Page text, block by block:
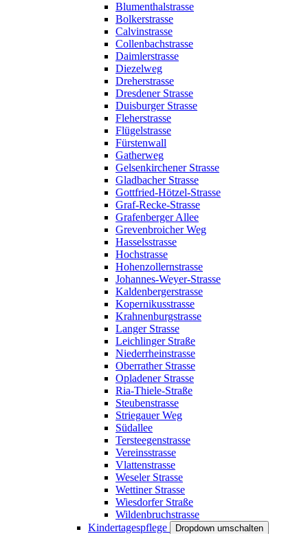
Blumenthalstrasse
Bolkerstrasse
Calvinstrasse
Collenbachstrasse
Daimlerstrasse
Diezelweg
Dreherstrasse
Dresdener Strasse
Duisburger Strasse
Fleherstrasse
Flügelstrasse
Fürstenwall
Gatherweg
Gelsenkirchener Strasse
Gladbacher Strasse
Gottfried-Hötzel-Strasse
Graf-Recke-Strasse
Grafenberger Allee
Grevenbroicher Weg
Hasselsstrasse
Hochstrasse
Hohenzollernstrasse
Johannes-Weyer-Strasse
Kaldenbergerstrasse
Kopernikusstrasse
Krahnenburgstrasse
Langer Strasse
Leichlinger Straße
Niederrheinstrasse
Oberrather Strasse
Opladener Strasse
Ria-Thiele-Straße
Steubenstrasse
Striegauer Weg
Südallee
Tersteegenstrasse
Vereinsstrasse
Vlattenstrasse
Weseler Strasse
Wettiner Strasse
Wiesdorfer Straße
Wildenbruchstrasse
Kindertagespflege
Dropdown umschalten